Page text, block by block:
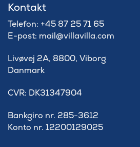
Kontakt
Telefon: +45 87 25 71 65
E-post: mail@villavilla.com
Livøvej 2A, 8800, Viborg
Danmark
​CVR: DK31347904
Bankgiro nr. 285-3612
Konto nr. 12200129025